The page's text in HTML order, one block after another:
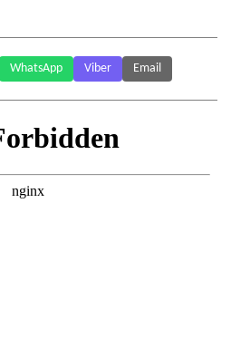
WhatsApp Viber Email